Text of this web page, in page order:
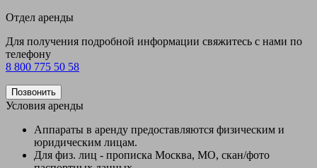
Отдел аренды
Для получения подробной информации свяжитесь с нами по
телефону
8 800 775 50 58
Позвонить
Условия аренды
Аппараты в аренду предоставляются физическим и
юридическим лицам.
Для физ. лиц - прописка Москва, МО, скан/фото